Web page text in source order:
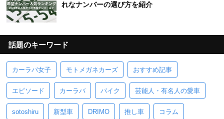
れなナンバーの選び方を紹介
話題のキーワード
カーラバ女子 モトメガネカーズ おすすめ記事
エピソード カーラバ バイク 芸能人・有名人の愛車
sotoshiru 新型車 DRIMO 推し車 コラム